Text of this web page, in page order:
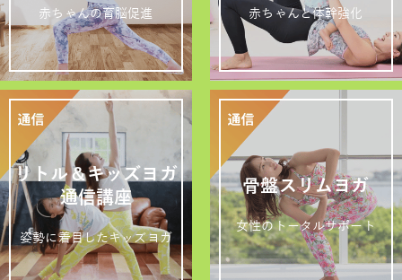
赤ちゃんの育脳促進 赤ちゃんと体幹強化
リトル＆キッズヨガ
通信講座
姿勢に着目したキッズヨガ
骨盤スリムヨガ
女性のトータルサポート